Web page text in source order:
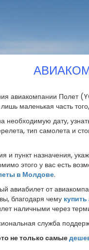
авиакомпании Полет
маленькая часть
необходимую дату,
тип самолета и
и пункт назначения,
этого у вас есть
в Молдове.
авиабилет от
благодаря чему
наличными через
служба
не только самые